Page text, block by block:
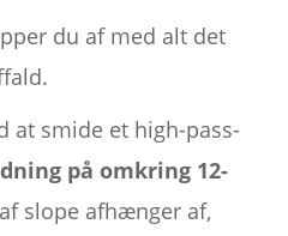
du af med alt det
at smide et high-pass-
på omkring 12-
slope afhænger af,